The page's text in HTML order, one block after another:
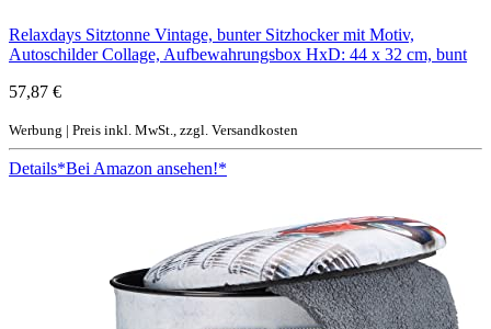
Relaxdays Sitztonne Vintage, bunter Sitzhocker mit Motiv,
Autoschilder Collage, Aufbewahrungsbox HxD: 44 x 32 cm, bunt
57,87 €
Werbung | Preis inkl. MwSt., zzgl. Versandkosten
Details*Bei Amazon ansehen!*